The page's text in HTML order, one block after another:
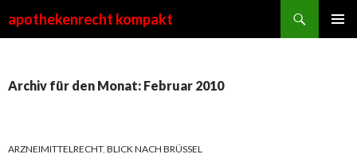
apothekenrecht kompakt
Archiv für den Monat: Februar 2010
ARZNEIMITTELRECHT, BLICK NACH BRÜSSEL